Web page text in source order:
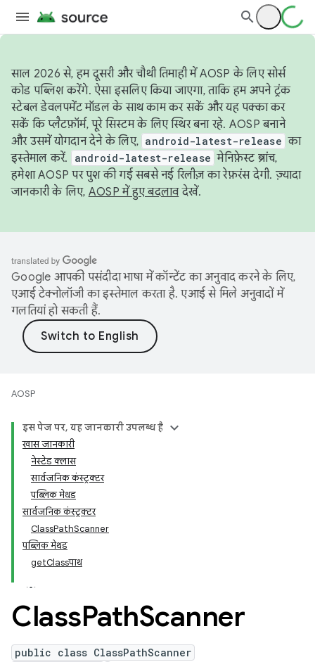
साल 2026 से, हम दूसरी और चौथी तिमाही में AOSP के लिए सोर्स
कोड पब्लिश करेंगे. ऐसा इसलिए किया जाएगा, ताकि हम अपने ट्रंक
स्टेबल डेवलपमेंट मॉडल के साथ काम कर सकें और यह पक्का कर
सकें कि प्लैटफ़ॉर्म, पूरे सिस्टम के लिए स्थिर बना रहे. AOSP बनाने
और उसमें योगदान देने के लिए, android-latest-release का
इस्तेमाल करें.
android-latest-release मेनिफ़ेस्ट ब्रांच,
हमेशा AOSP पर पुश की गई सबसे नई रिलीज़ का रेफ़रंस देगी. ज़्यादा
जानकारी के लिए, AOSP में हुए बदलावदेखें.
Google आपकी पसंदीदा भाषा में कॉन्टेंट का अनुवाद करने के लिए,
एआई टेक्नोलॉजी का इस्तेमाल करता है. एआई से मिले अनुवादों में
गलतियां हो सकती हैं.
AOSP
इस पेज पर, यह जानकारी उपलब्ध है
खास जानकारी
नेस्टेड क्लास
सार्वजनिक कंस्ट्रक्टर
पब्लिक मेथड
सार्वजनिक कंस्ट्रक्टर
ClassPathScanner
पब्लिक मेथड
getClassपाथ
ClassPathScanner
public class ClassPathScanner